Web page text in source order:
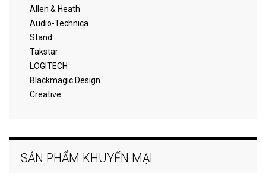
Allen & Heath
Audio-Technica
Stand
Takstar
LOGITECH
Blackmagic Design
Creative
SẢN PHẨM KHUYẾN MẠI